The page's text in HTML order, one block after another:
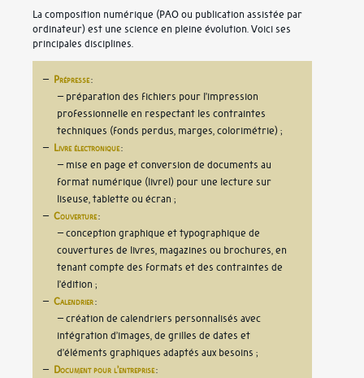
La composition numérique (PAO ou publication assistée par
ordinateur) est une science en pleine évolution. Voici ses
principales disciplines.
Prépresse:
– préparation des fichiers pour l’impression
professionnelle en respectant les contraintes
techniques (fonds perdus, marges, colorimétrie)
Livre électronique:
– mise en page et conversion de documents au
format numérique (livrel) pour une lecture sur
liseuse, tablette ou écran
Couverture:
– conception graphique et typographique de
couvertures de livres, magazines ou brochures, en
tenant compte des formats et des contraintes de
l’édition
Calendrier:
– création de calendriers personnalisés avec
intégration d’images, de grilles de dates et
d’éléments graphiques adaptés aux besoins
Document pour l’entreprise: